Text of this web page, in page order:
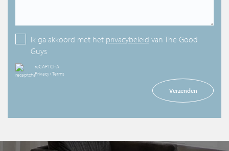
Ik ga akkoord met het privacybeleid van The Good
Guys
reCAPTCHA
Privacy•Terms
Verzenden